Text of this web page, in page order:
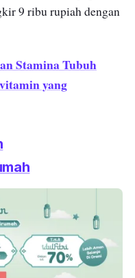
9 ribu rupiah dengan
Stamina Tubuh
yang